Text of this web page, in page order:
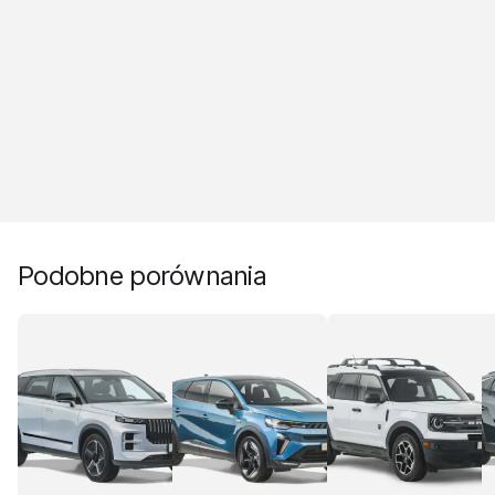
Podobne porównania